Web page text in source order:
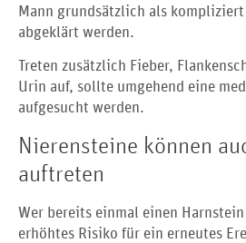
Mann grundsätzlich als
abgeklärt werden.
Treten zusätzlich Fieber,
Urin auf, sollte umgehend eine
aufgesucht werden.
Nierensteine können
auftreten
Wer bereits einmal einen
erhöhtes Risiko für ein erneutes